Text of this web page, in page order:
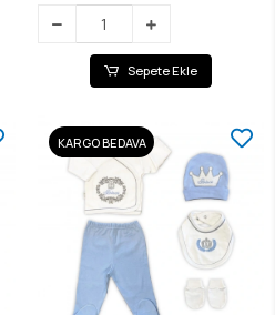
Sepete Ekle
KARGO BEDAVA